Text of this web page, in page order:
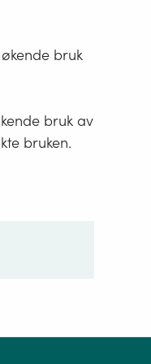
bruk
bruk av
bruken.